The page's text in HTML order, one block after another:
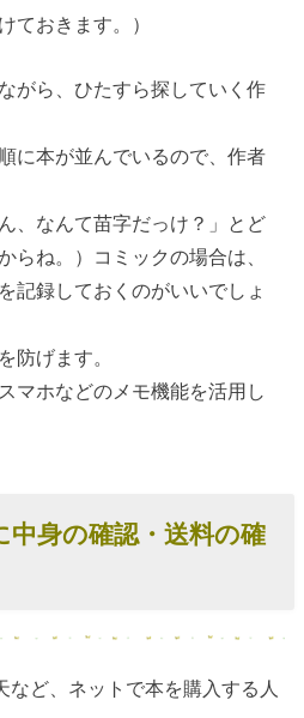
ておきます。）
がら、ひたすら探していく作
に本が並んでいるので、作者
、なんて苗字だっけ？」とど
らね。）コミックの場合は、
記録しておくのがいいでしょ
防げます。
マホなどのメモ機能を活用し
身の確認・送料の確
など、ネットで本を購入する人